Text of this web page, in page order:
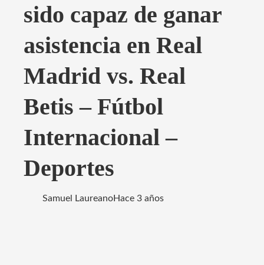
sido capaz de ganar
asistencia en Real
Madrid vs. Real
Betis – Fútbol
Internacional –
Deportes
Samuel LaureanoHace 3 años